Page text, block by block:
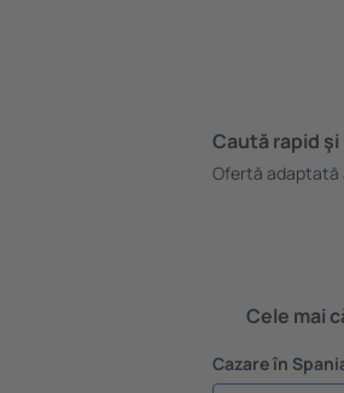
Caută rapid
Ofertă
Cele mai
Cazare în